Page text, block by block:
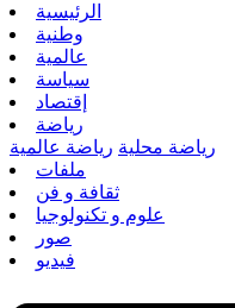
الرئيسية
وطنية
عالمية
سياسة
إقتصاد
رياضة
رياضة محلية رياضة عالمية
ملفات
ثقافة و فن
علوم و تكنولوجيا
صور
فيديو